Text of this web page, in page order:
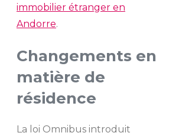
immobilier étranger en
Andorre.
Changements en
matière de
résidence
La loi Omnibus introduit